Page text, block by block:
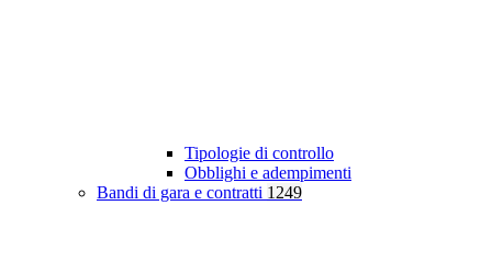
Tipologie di controllo
Obblighi e adempimenti
Bandi di gara e contratti 1249